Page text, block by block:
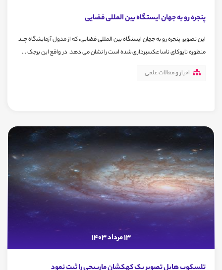
پنجره رو به جهان ایستگاه بین المللی فضایی
این تصویر، پنجره رو به جهان ایستگاه بین المللی فضایی، که از مدول آزمایشگاه چند
منظوره نايوکای ناسا عکسبرداری شده است را نشان می دهد. در واقع این برجک ...
اخبار و مقالات علمی
13 مرداد 1403